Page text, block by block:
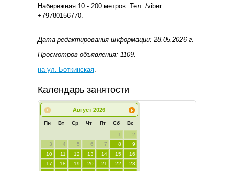
Набережная 10 - 200 метров. Тел. /viber
+79780156770.
Дата редактирования информации: 28.05.2026 г.
Просмотров объявления: 1109.
на ул. Боткинская
Календарь занятости
Август 2026
Пн Вт Ср Чт Пт Сб Вс
1
2
3
4 5 6 7 8
9
10
11 12 13 14 15
16
17
18 19 20 21 22
23